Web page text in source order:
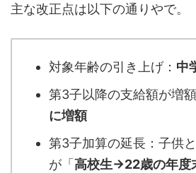
主な改正点は以下の通りやで。
対象年齢の引き上げ： 中
第3子以降の支給額が増額
に増額
第3子加算の延長：子供
が「 高校生→22歳の年度